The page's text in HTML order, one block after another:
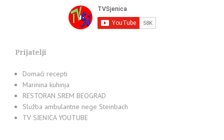
Prijatelji
Domaći recepti
Marinina kuhinja
RESTORAN SREM BEOGRAD
Služba ambulantne nege Steinbach
TV SJENICA YOUTUBE